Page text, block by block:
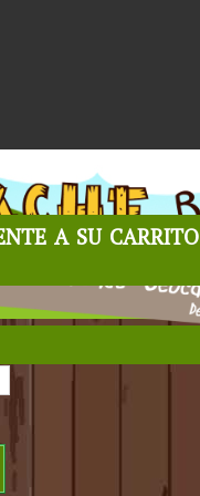
a su carrito